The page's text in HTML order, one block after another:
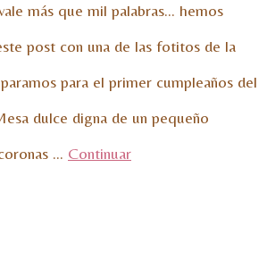
más que mil palabras… hemos
post con una de las fotitos de la
para el primer cumpleaños del
dulce digna de un pequeño
… Continuar